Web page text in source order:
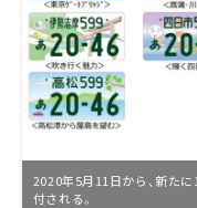
2020年5月11日から、新た
付される。